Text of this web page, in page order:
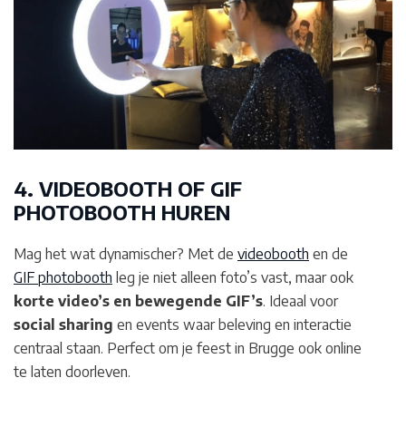
4. VIDEOBOOTH OF GIF
PHOTOBOOTH HUREN
Mag het wat dynamischer? Met de videobooth en de
GIF photobooth leg je niet alleen foto’s vast, maar ook
korte video’s en bewegende GIF’s. Ideaal voor
social sharing en events waar beleving en interactie
centraal staan. Perfect om je feest in Brugge ook online
te laten doorleven.